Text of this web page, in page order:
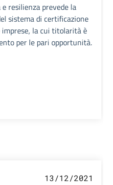
resilienza prevede la
sistema di certificazione
la cui titolarità è
per le pari opportunità.
13/12/2021